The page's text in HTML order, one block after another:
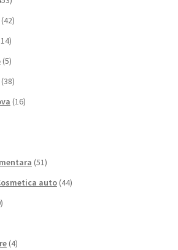
(42)
(5)
(38)
(16)
(51)
auto (44)
(4)